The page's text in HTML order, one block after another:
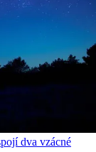
dva vzácné